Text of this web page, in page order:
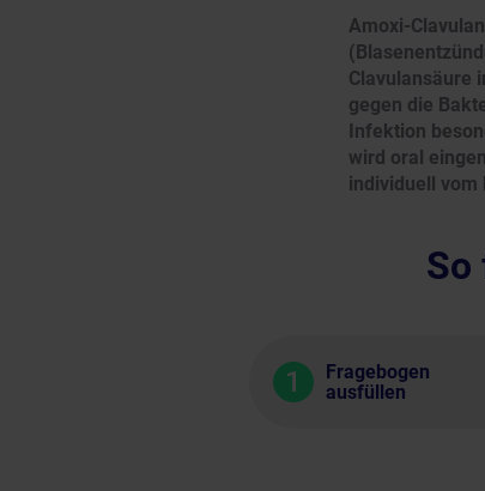
Amoxi-
Clavulansäure
gegen die
Infektion
wird oral
individuell vom
So
1
Fragebogen
ausfüllen